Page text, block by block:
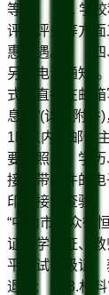
等。 6. 学校积
评优评先等方
惠待遇。 四
另行电话通
式：直接在邮箱
息表”(详见附件
1M以内，邮件
要发照片、学历
接收带附件的电
印件接受查验;
“中山市民众德
证、学历证、教
平考试等级证、
退回; 3.材料审